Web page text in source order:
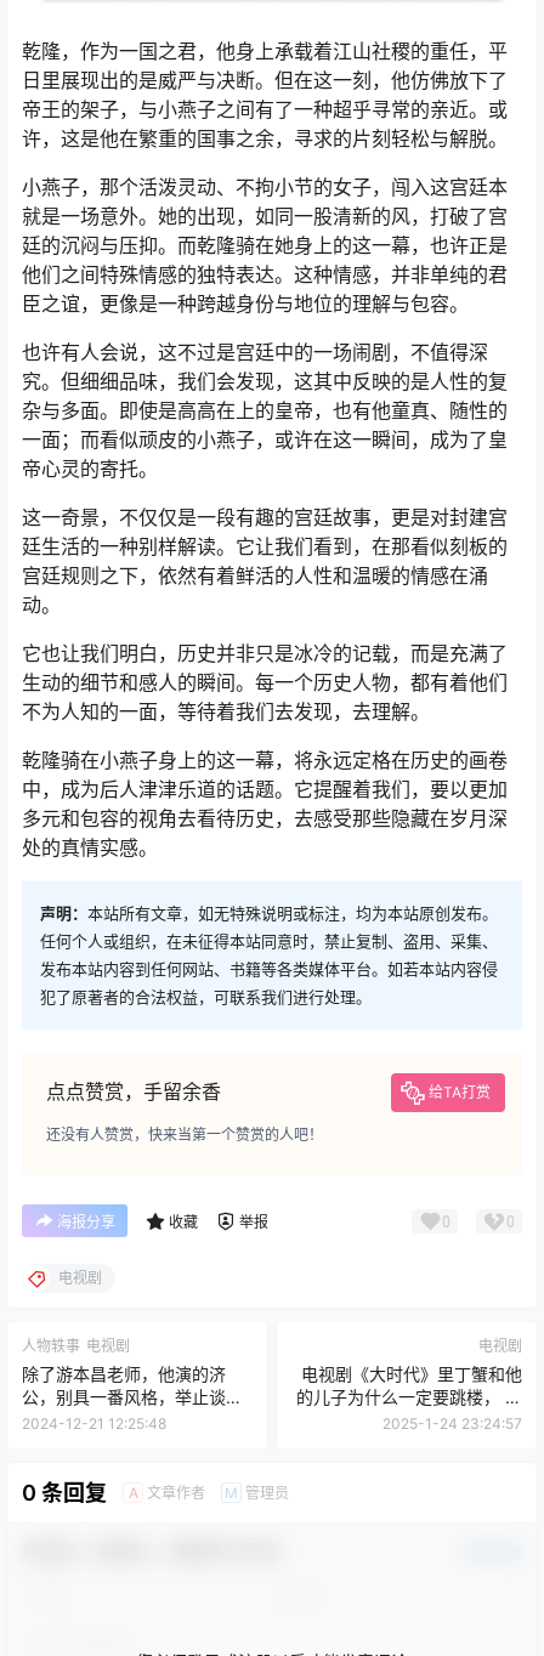
乾隆，作为一国之君，他身上承载着江山社稷的重任，平
日里展现出的是威严与决断。但在这一刻，他仿佛放下了
帝王的架子，与小燕子之间有了一种超乎寻常的亲近。或
许，这是他在繁重的国事之余，寻求的片刻轻松与解脱。
小燕子，那个活泼灵动、不拘小节的女子，闯入这宫廷本
就是一场意外。她的出现，如同一股清新的风，打破了宫
廷的沉闷与压抑。而乾隆骑在她身上的这一幕，也许正是
他们之间特殊情感的独特表达。这种情感，并非单纯的君
臣之谊，更像是一种跨越身份与地位的理解与包容。
也许有人会说，这不过是宫廷中的一场闹剧，不值得深
究。但细细品味，我们会发现，这其中反映的是人性的复
杂与多面。即使是高高在上的皇帝，也有他童真、随性的
一面；而看似顽皮的小燕子，或许在这一瞬间，成为了皇
帝心灵的寄托。
这一奇景，不仅仅是一段有趣的宫廷故事，更是对封建宫
廷生活的一种别样解读。它让我们看到，在那看似刻板的
宫廷规则之下，依然有着鲜活的人性和温暖的情感在涌
动。
它也让我们明白，历史并非只是冰冷的记载，而是充满了
生动的细节和感人的瞬间。每一个历史人物，都有着他们
不为人知的一面，等待着我们去发现，去理解。
乾隆骑在小燕子身上的这一幕，将永远定格在历史的画卷
中，成为后人津津乐道的话题。它提醒着我们，要以更加
多元和包容的视角去看待历史，去感受那些隐藏在岁月深
处的真情实感。
声明： 本站所有文章，如无特殊说明或标注，均为本站原创发布。
任何个人或组织，在未征得本站同意时，禁止复制、盗用、采集、
发布本站内容到任何网站、书籍等各类媒体平台。如若本站内容侵
犯了原著者的合法权益，可联系我们进行处理。
点点赞赏，手留余香 给TA打赏
还没有人赞赏，快来当第一个赞赏的人吧！
海报分享 收藏 举报 0 0
电视剧
人物轶事 电视剧
除了游本昌老师，他演的济
公，别具一番风格，举止谈足
间，领悟了济公的又一面
2024-12-21 12:25:48
电视剧
电视剧《大时代》里丁蟹和他
的儿子为什么一定要跳楼， 跑
路是否可行?
2025-1-24 23:24:57
0 条回复 A 文章作者 M 管理员